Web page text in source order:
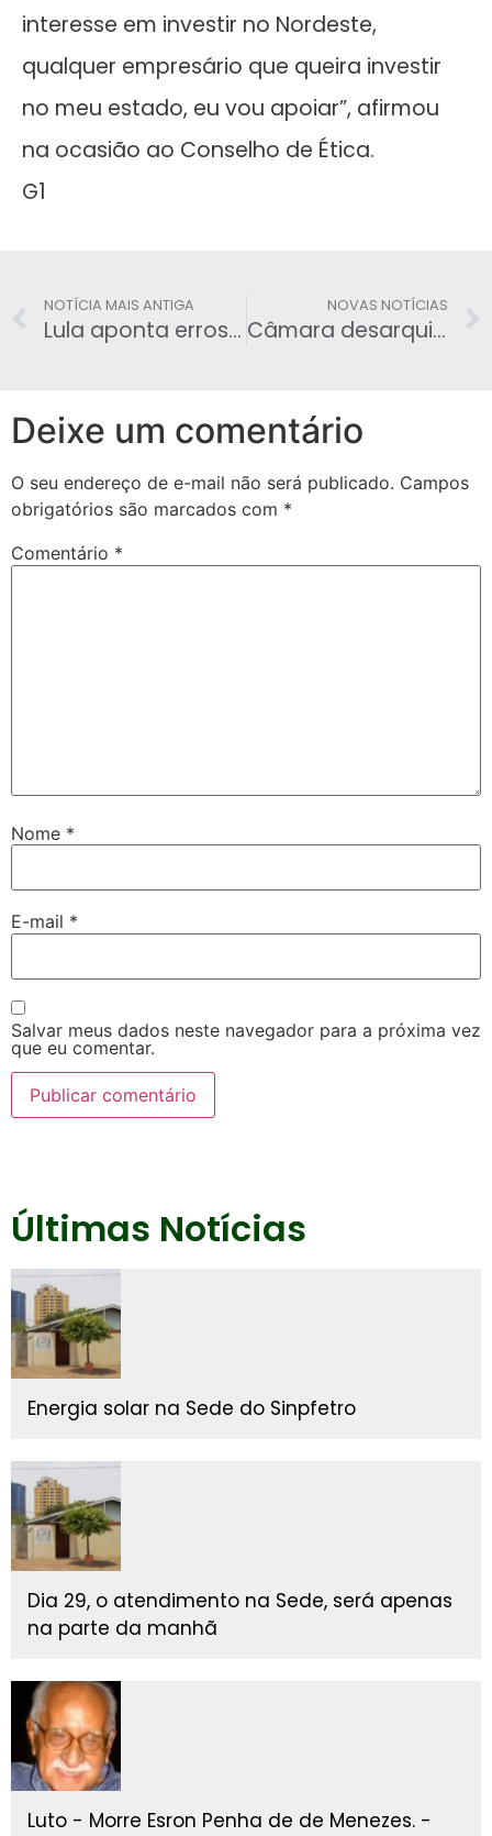
interesse em investir no Nordeste,
qualquer empresário que queira investir
no meu estado, eu vou apoiar”, afirmou
na ocasião ao Conselho de Ética.
G1
NOTÍCIA MAIS ANTIGA
Lula aponta erros de Dilma e finge não ter culpa
NOVAS NOTÍCIAS
Câmara desarquiva projeto de Eduardo Cunha que cria Dia do Orgulho Hétero Brasília
Deixe um comentário
O seu endereço de e-mail não será publicado. Campos
obrigatórios são marcados com *
Comentário *
Nome *
E-mail *
Salvar meus dados neste navegador para a próxima vez
que eu comentar.
Últimas Notícias
Energia solar na Sede do Sinpfetro
Dia 29, o atendimento na Sede, será apenas
na parte da manhã
Luto - Morre Esron Penha de de Menezes. -